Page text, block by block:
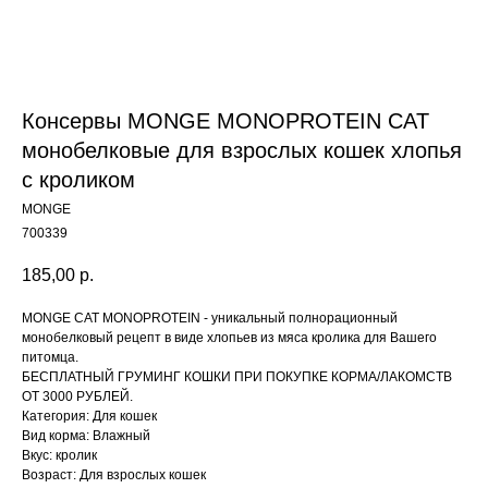
Консервы MONGE MONOPROTEIN CAT
монобелковые для взрослых кошек хлопья
с кроликом
MONGE
700339
185,00 р.
MONGE CAT MONOPROTEIN - уникальный полнорационный
монобелковый рецепт в виде хлопьев из мяса кролика для Вашего
питомца.
БЕСПЛАТНЫЙ ГРУМИНГ КОШКИ ПРИ ПОКУПКЕ КОРМА/ЛАКОМСТВ
ОТ 3000 РУБЛЕЙ.
Категория: Для кошек
Вид корма: Влажный
Вкус: кролик
Возраст: Для взрослых кошек
ARCHIBALD-SHOP.RU
Content Oriented Web
Make great presentations, longreads, and landing pages, as well as photo
stories, blogs, lookbooks, and all other kinds of content oriented projects.